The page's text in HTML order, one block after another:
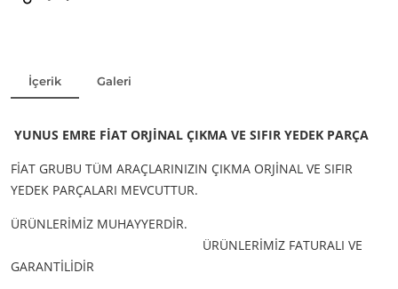
İçerik Galeri
YUNUS EMRE FİAT ORJİNAL ÇIKMA VE SIFIR YEDEK PARÇA
FİAT GRUBU TÜM ARAÇLARINIZIN ÇIKMA ORJİNAL VE SIFIR
YEDEK PARÇALARI MEVCUTTUR.
ÜRÜNLERİMİZ MUHAYYERDİR.
ÜRÜNLERİMİZ FATURALI VE
GARANTİLİDİR